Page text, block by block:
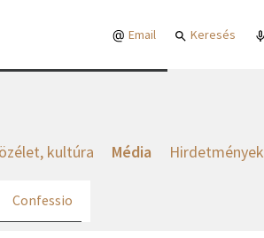
Email Keresés
kultúra Média Hirdetmények
Confessio